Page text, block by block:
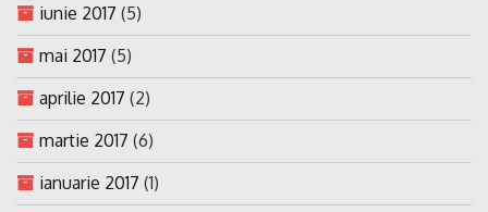
iunie 2017 (5)
mai 2017 (5)
aprilie 2017 (2)
martie 2017 (6)
ianuarie 2017 (1)